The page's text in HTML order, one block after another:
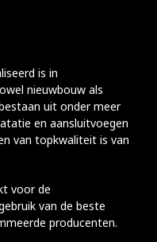
is in
nieuwbouw als
uit onder meer
en aansluitvoegen
van topkwaliteit is van
voor de
van de beste
producenten.